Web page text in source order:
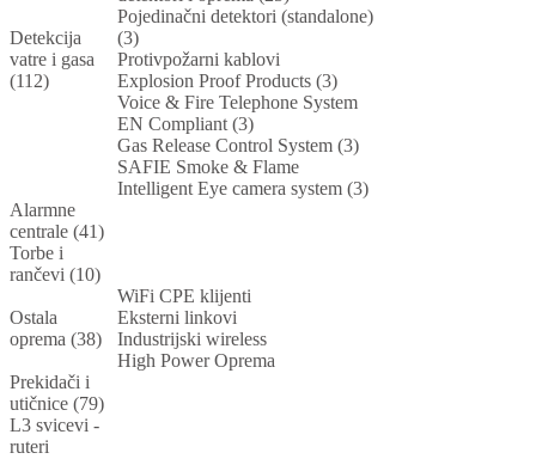
Detekcija
vatre i gasa
(112)
Pojedinačni detektori (standalone)
(3)
Protivpožarni kablovi
Explosion Proof Products (3)
Voice & Fire Telephone System
EN Compliant (3)
Gas Release Control System (3)
SAFIE Smoke & Flame
Intelligent Eye camera system (3)
Alarmne
centrale (41)
Torbe i
rančevi (10)
Ostala
oprema (38)
WiFi CPE klijenti
Eksterni linkovi
Industrijski wireless
High Power Oprema
Prekidači i
utičnice (79)
L3 svicevi -
ruteri